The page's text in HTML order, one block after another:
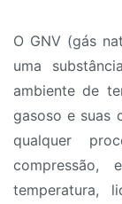
O GNV (gás
uma
ambiente de
gasoso e suas
qualquer
compressão,
temperatura,